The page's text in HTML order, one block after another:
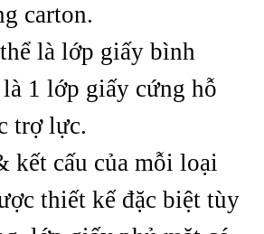
carton.
là lớp giấy bình
1 lớp giấy cứng hỗ
trợ lực.
kết cấu của mỗi loại
thiết kế đặc biệt tùy